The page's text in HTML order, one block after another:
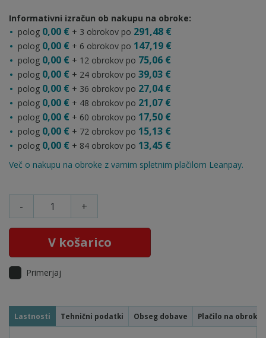
Informativni izračun ob nakupu na obroke:
polog 0,00 € + 3 obrokov po 291,48 €
polog 0,00 € + 6 obrokov po 147,19 €
polog 0,00 € + 12 obrokov po 75,06 €
polog 0,00 € + 24 obrokov po 39,03 €
polog 0,00 € + 36 obrokov po 27,04 €
polog 0,00 € + 48 obrokov po 21,07 €
polog 0,00 € + 60 obrokov po 17,50 €
polog 0,00 € + 72 obrokov po 15,13 €
polog 0,00 € + 84 obrokov po 13,45 €
Več o nakupu na obroke z varnim spletnim plačilom Leanpay.
- +
V košarico
Primerjaj
Lastnosti Tehnični podatki Obseg dobave Plačilo na obroke